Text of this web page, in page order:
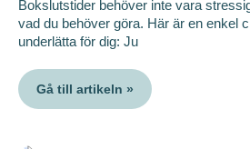
Bokslutstider behöver inte vara
vad du behöver göra. Här är en enkel
underlätta för dig: Ju
Gå till artikeln »